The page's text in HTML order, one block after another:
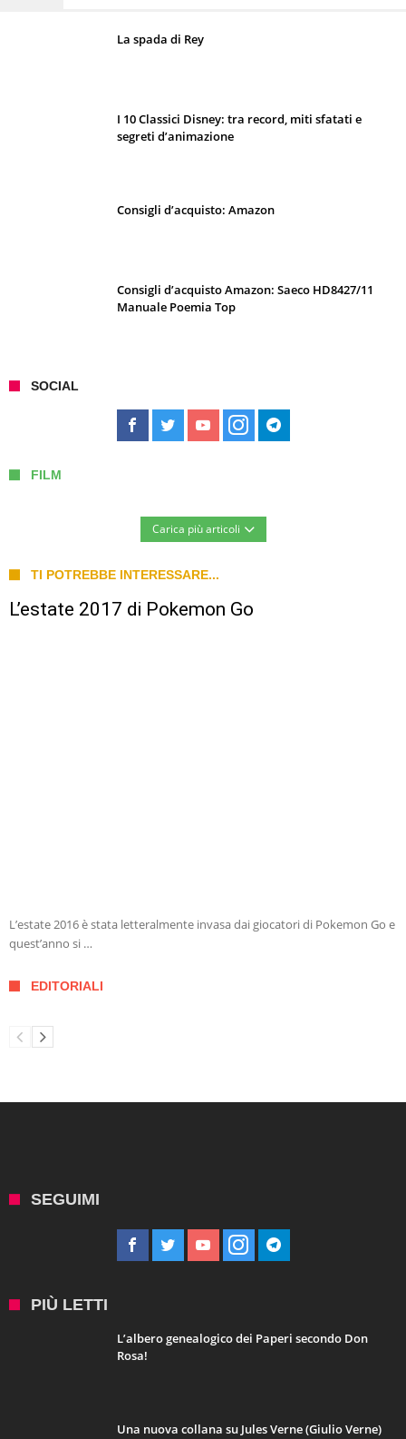
La spada di Rey
I 10 Classici Disney: tra record, miti sfatati e
segreti d’animazione
Consigli d’acquisto: Amazon
Consigli d’acquisto Amazon: Saeco HD8427/11
Manuale Poemia Top
SOCIAL
FILM
Carica più articoli
TI POTREBBE INTERESSARE...
L’estate 2017 di Pokemon Go
L’estate 2016 è stata letteralmente invasa dai giocatori di Pokemon Go e
quest’anno si …
EDITORIALI
SEGUIMI
PIÙ LETTI
L’albero genealogico dei Paperi secondo Don
Rosa!
Una nuova collana su Jules Verne (Giulio Verne)